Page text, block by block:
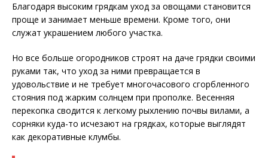
Благодаря высоким грядкам уход за овощами становится
проще и занимает меньше времени. Кроме того, они
служат украшением любого участка.
Но все больше огородников строят на даче грядки своими
руками так, что уход за ними превращается в
удовольствие и не требует многочасового сгорбленного
стояния под жарким солнцем при прополке. Весенняя
перекопка сводится к легкому рыхлению почвы вилами, а
сорняки куда-то исчезают на грядках, которые выглядят
как декоративные клумбы.